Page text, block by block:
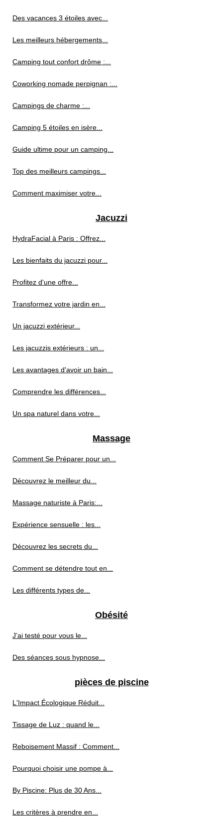
Des vacances 3 étoiles avec...
Les meilleurs hébergements...
Camping tout confort drôme :...
Coworking nomade perpignan :...
Campings de charme :...
Camping 5 étoiles en isère...
Guide ultime pour un camping...
Top des meilleurs campings...
Comment maximiser votre...
Jacuzzi
HydraFacial à Paris : Offrez...
Les bienfaits du jacuzzi pour...
Profitez d'une offre...
Transformez votre jardin en...
Un jacuzzi extérieur...
Les jacuzzis extérieurs : un...
Les avantages d'avoir un bain...
Comprendre les différences...
Un spa naturel dans votre...
Massage
Comment Se Préparer pour un...
Découvrez le meilleur du...
Massage naturiste à Paris:...
Expérience sensuelle : les...
Découvrez les secrets du...
Comment se détendre tout en...
Les différents types de...
Obésité
J’ai testé pour vous le...
Des séances sous hypnose...
pièces de piscine
L'Impact Écologique Réduit...
Tissage de Luz : quand le...
Reboisement Massif : Comment...
Pourquoi choisir une pompe à...
By Piscine: Plus de 30 Ans...
Les critères à prendre en...